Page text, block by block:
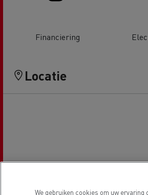
Financiering
Locatie
We gebruiken cookies om uw